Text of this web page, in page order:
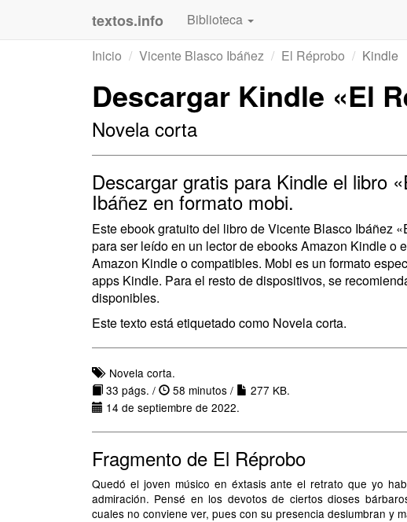
textos.info Biblioteca
Inicio
Vicente Blasco Ibáñez El Réprobo Kindle
Descargar Kindle «El
Novela corta
Descargar gratis para Kindle el libro
Ibáñez en formato mobi.
Este ebook gratuito del libro de Vicente Blasco Ibáñez
para ser leído en un lector de ebooks Amazon Kindle o
Amazon Kindle o compatibles. Mobi es un formato
apps Kindle. Para el resto de dispositivos, se
disponibles.
Este texto está etiquetado como Novela corta.
Novela corta.
33 págs. /
58 minutos /
277 KB.
14 de septiembre de 2022.
Fragmento de El Réprobo
Quedó el joven músico en éxtasis ante el retrato que yo
admiración. Pensé en los devotos de ciertos dioses
cuales no conviene ver, pues con su presencia deslumbran y